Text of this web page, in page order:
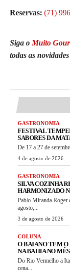
Reservas: (71)
Siga o Muito
todas as
GASTRONOMIA
FESTIVAL
SABORES DA
De 17 a 27 de
4 de agosto de 2026
GASTRONOMIA
SILVA COZINHA
HARMONIZADO
Pablo Miranda Roger
agosto,...
3 de agosto de 2026
COLUNA
O BAIANO TEM O
NA BAHIA NO
Do Rio Vermelho a
cena...